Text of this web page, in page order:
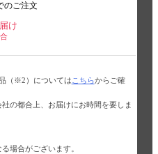
のご注文
け
（※2）については こちらからご確
の都合上、お届けにお時間を要しま
場合がございます。